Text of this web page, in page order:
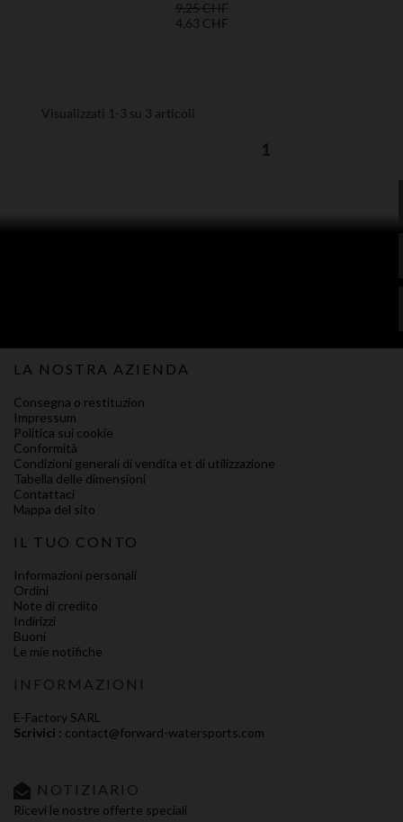
Prezzo
base
9,25 CHFPrezzo
4,63 CHF
Visualizzati 1-3 su 3 articoli
1
LA NOSTRA AZIENDA
Consegna o restituzion
Impressum
Politica sui cookie
Conformità
Condizioni generali di vendita et di utilizzazione
Tabella delle dimensioni
Contattaci
Mappa del sito
IL TUO CONTO
Informazioni personali
Ordini
Note di credito
Indirizzi
Buoni
Le mie notifiche
INFORMAZIONI
E-Factory SARL
Scrivici : contact@forward-watersports.com
NOTIZIARIO
Ricevi le nostre offerte speciali